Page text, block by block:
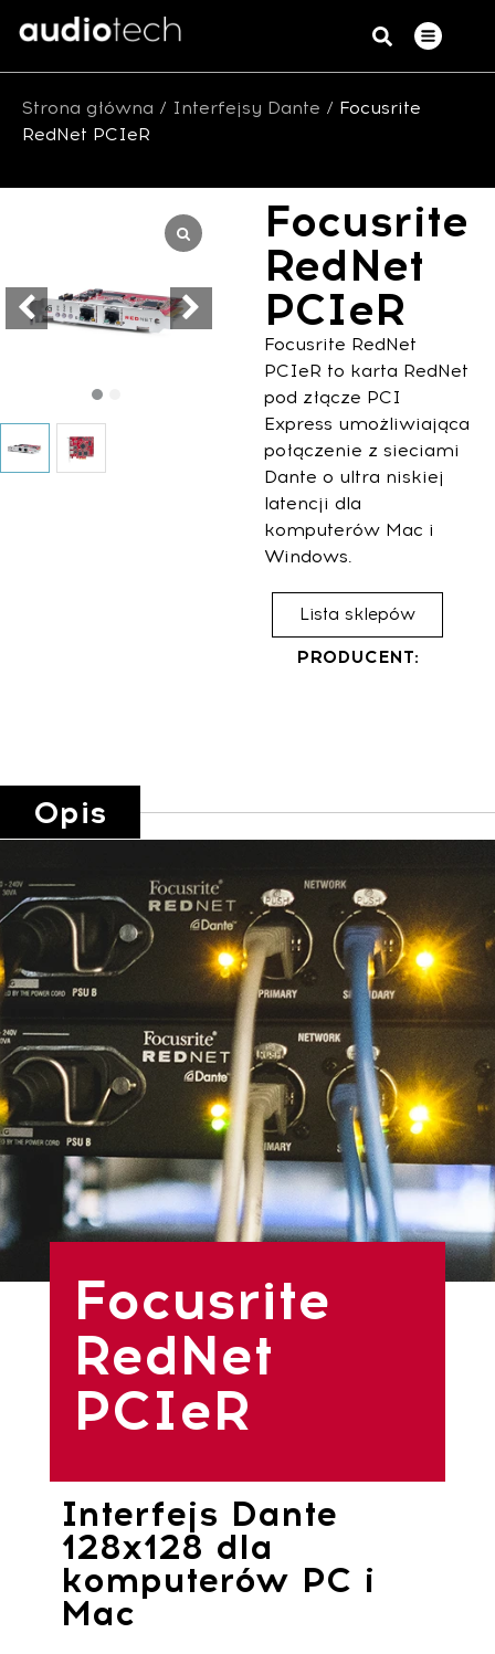
Strona główna / Interfejsy Dante / Focusrite
RedNet PCIeR
Focusrite
RedNet
PCIeR
Focusrite RedNet
PCIeR to karta RedNet
pod złącze PCI
Express umożliwiająca
połączenie z sieciami
Dante o ultra niskiej
latencji dla
komputerów Mac i
Windows.
Lista sklepów
PRODUCENT:
Opis
Focusrite
RedNet
PCIeR
Interfejs Dante
128x128 dla
komputerów PC i
Mac